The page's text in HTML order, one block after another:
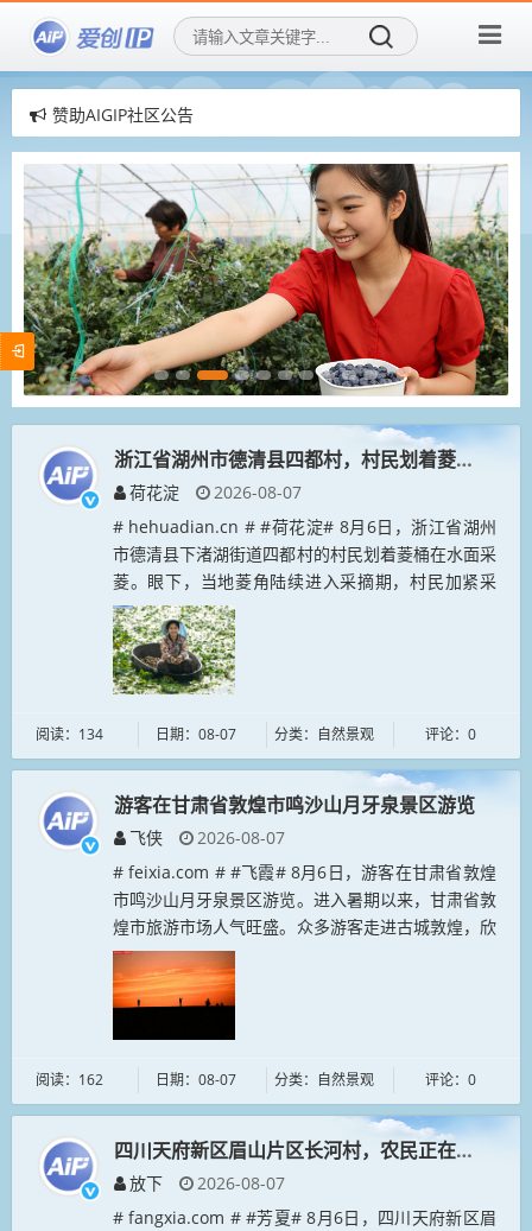
赞助AIGIP社区公告
爱创IP社区，用AI再创造传统IP！
爱创IP社区，招募社区新成员！
浙江省湖州市德清县四都村，村民划着菱桶在采菱
荷花淀
2026-08-07
# hehuadian.cn # #荷花淀# 8月6日，浙江省湖州
市德清县下渚湖街道四都村的村民划着菱桶在水面采
菱。眼下，当地菱角陆续进入采摘期，村民加紧采
摘，确保新鲜的菱角及时供应市场。...
阅读：134 日期：08-07 分类：自然景观 评论：0
游客在甘肃省敦煌市鸣沙山月牙泉景区游览
飞侠
2026-08-07
# feixia.com # #飞霞# 8月6日，游客在甘肃省敦煌
市鸣沙山月牙泉景区游览。进入暑期以来，甘肃省敦
煌市旅游市场人气旺盛。众多游客走进古城敦煌，欣
赏大漠风光，体验丝路风情，感受文化魅力。...
阅读：162 日期：08-07 分类：自然景观 评论：0
四川天府新区眉山片区长河村，农民正在收获小
放下
2026-08-07
# fangxia.com # #芳夏# 8月6日，四川天府新区眉